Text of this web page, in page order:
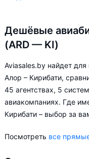
Дешёвые
(ARD — KI)
Aviasales.by найдет
Алор – Кирибати,
45 агентствах, 5
авиакомпаниях. Где
Кирибати – выбор за
Посмотреть все